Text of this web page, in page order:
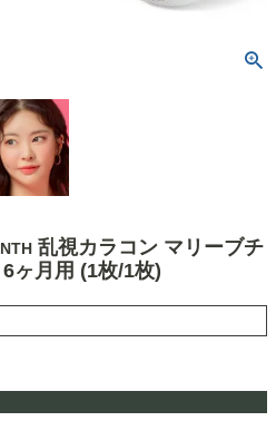
乱視カラコン マリーブチ
ヶ月用 (1枚/1枚)